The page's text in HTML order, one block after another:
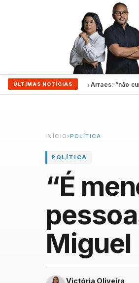
ÚLTIMAS NOTÍCIAS
rompem com Marília Arraes: “não cumpre
INÍCIO › POLÍTICA
POLÍTICA
“É
Miguel
Victória Oliveira